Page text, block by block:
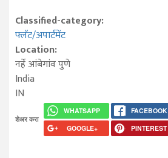
Classified-category:
फ्लॅट/अपार्टमेंट
Location:
नर्हे आंबेगांवपुणे
India
IN
शेअर करा
WHATSAPP FACEBOOK
GOOGLE+
PINTEREST